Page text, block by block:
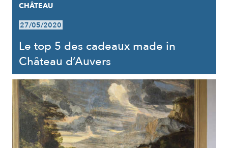
CHÂTEAU
27/05/2020
Le top 5 des cadeaux made in
Château d’Auvers